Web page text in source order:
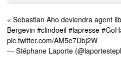
« Sebastian Aho deviendra agent
Bergevin #clindoeil #lapresse
pic.twitter.com/AM5e7Dbj2W
— Stéphane Laporte